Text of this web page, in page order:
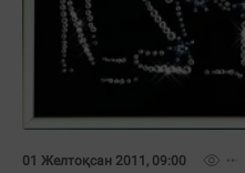
01 Желтоқсан 2011, 09:00